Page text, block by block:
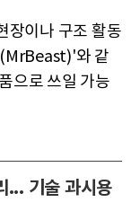
장이나 구조 활동
와 같
으로 쓰일 가능
... 기술 과시용